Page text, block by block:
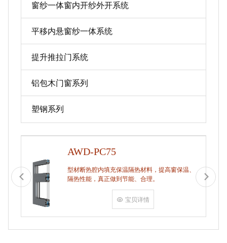
窗纱一体窗内开纱外开系统
平移内悬窗纱一体系统
提升推拉门系统
铝包木门窗系列
塑钢系列
AWD-PC75
型材断热腔内填充保温隔热材料，提高窗保温、
隔热性能，真正做到节能、合理。
宝贝详情